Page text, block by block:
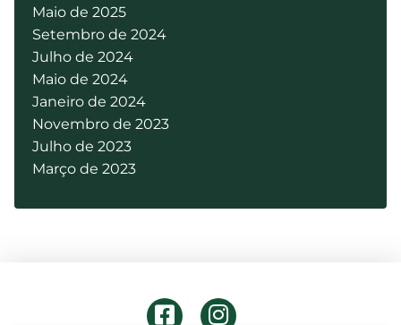
Maio de 2025
Setembro de 2024
Julho de 2024
Maio de 2024
Janeiro de 2024
Novembro de 2023
Julho de 2023
Março de 2023